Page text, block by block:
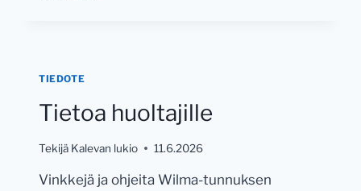
TIEDOTE
Tietoa huoltajille
Tekijä Kalevan lukio 11.6.2026
Vinkkejä ja ohjeita Wilma-tunnuksen